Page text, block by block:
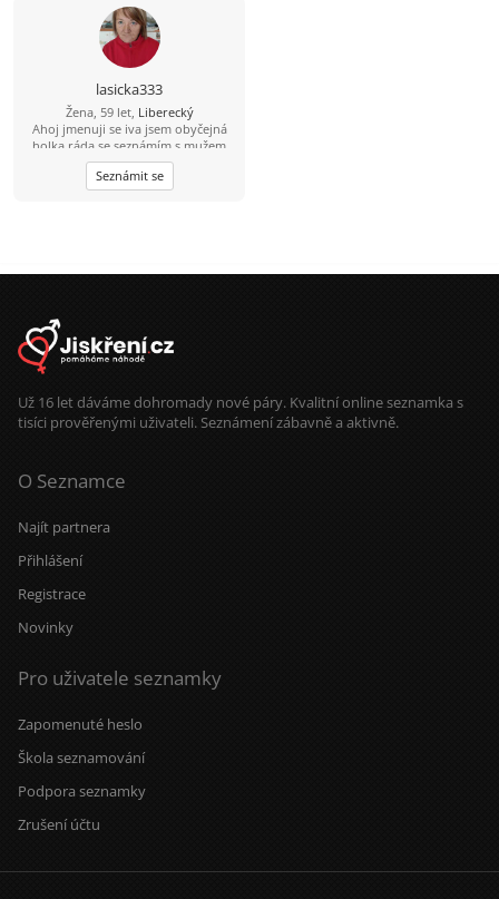
lasicka333
Žena, 59 let, Liberecký
Ahoj jmenuji se iva jsem obyčejná
holka ráda se seznámím s mužem
třeba u kavi
Seznámit se
Už 16 let dáváme dohromady nové páry. Kvalitní online seznamka s
tisíci prověřenými uživateli. Seznámení zábavně a aktivně.
O Seznamce
Najít partnera
Přihlášení
Registrace
Novinky
Pro uživatele seznamky
Zapomenuté heslo
Škola seznamování
Podpora seznamky
Zrušení účtu